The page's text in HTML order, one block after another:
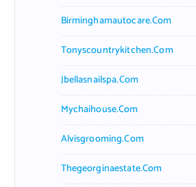
Birminghamautocare.com
Tonyscountrykitchen.com
Jbellasnailspa.com
Mychaihouse.com
Alvisgrooming.com
Thegeorginaestate.com